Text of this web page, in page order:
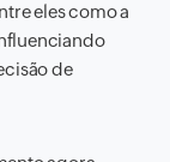
eles como a
de